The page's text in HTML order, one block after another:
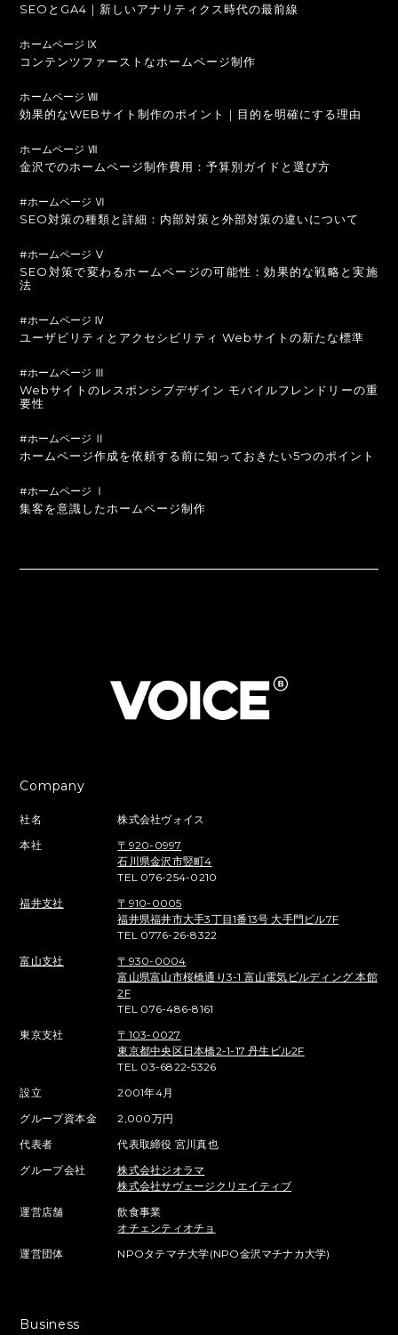
SEOとGA4｜新しいアナリティクス時代の最前線
ホームページ Ⅸ
コンテンツファーストなホームページ制作
ホームページ Ⅷ
効果的なWEBサイト制作のポイント｜目的を明確にする理由
ホームページ Ⅶ
金沢でのホームページ制作費用：予算別ガイドと選び方
#ホームページ Ⅵ
SEO対策の種類と詳細：内部対策と外部対策の違いについて
#ホームページ Ⅴ
SEO対策で変わるホームページの可能性：効果的な戦略と実施
法
#ホームページ Ⅳ
ユーザビリティとアクセシビリティ Webサイトの新たな標準
#ホームページ Ⅲ
Webサイトのレスポンシブデザイン モバイルフレンドリーの重
要性
#ホームページ Ⅱ
ホームページ作成を依頼する前に知っておきたい5つのポイント
#ホームページ Ⅰ
集客を意識したホームページ制作
Company
社名
株式会社ヴォイス
本社
〒920-0997
石川県金沢市竪町4
TEL 076-254-0210
福井支社
〒910-0005
福井県福井市大手3丁目1番13号 大手門ビル7F
TEL 0776-26-8322
富山支社
〒930-0004
富山県富山市桜橋通り3-1 富山電気ビルディング 本館
2F
TEL 076-486-8161
東京支社
〒103-0027
東京都中央区日本橋2-1-17 丹生ビル2F
TEL 03-6822-5326
設立
2001年4月
グループ資本金
2,000万円
代表者
代表取締役 宮川真也
グループ会社
株式会社ジオラマ
株式会社サヴェージクリエイティブ
運営店舗
飲食事業
オチェンティオチョ
運営団体
NPOタテマチ大学(NPO金沢マチナカ大学)
Business